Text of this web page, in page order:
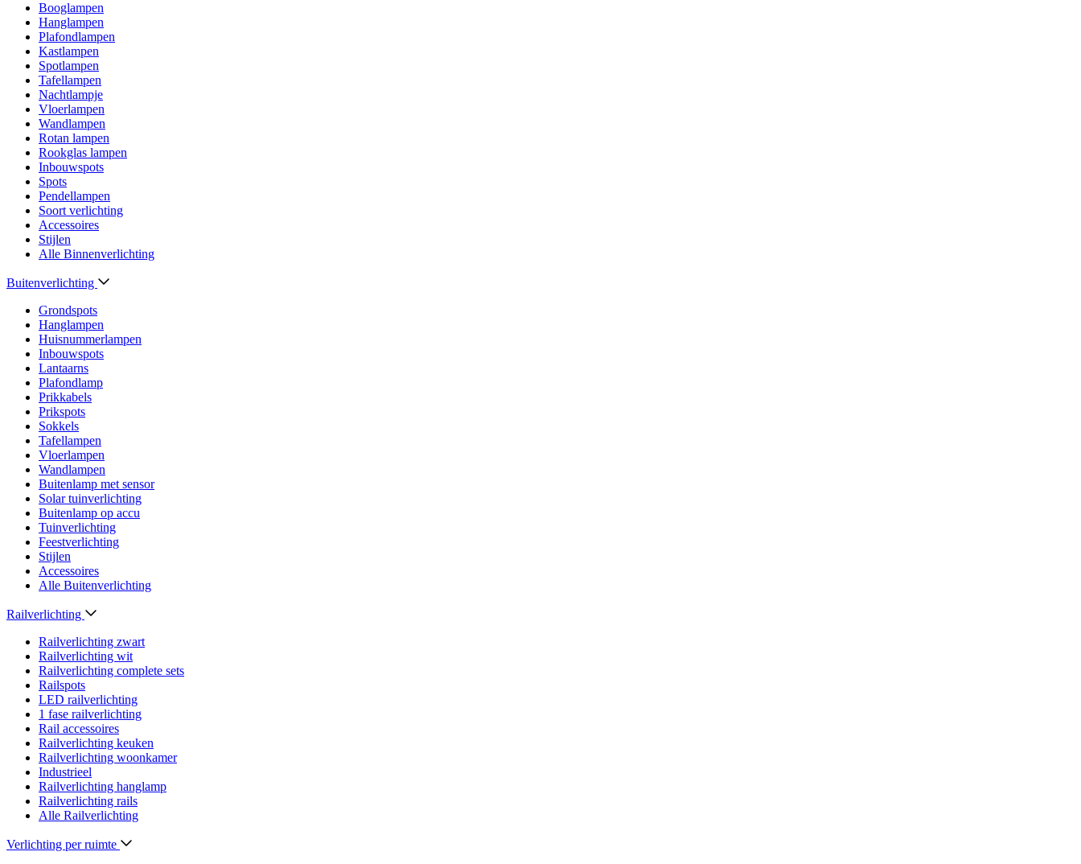
Booglampen
Hanglampen
Plafondlampen
Kastlampen
Spotlampen
Tafellampen
Nachtlampje
Vloerlampen
Wandlampen
Rotan lampen
Rookglas lampen
Inbouwspots
Spots
Pendellampen
Soort verlichting
Accessoires
Stijlen
Alle Binnenverlichting
Buitenverlichting
Grondspots
Hanglampen
Huisnummerlampen
Inbouwspots
Lantaarns
Plafondlamp
Prikkabels
Prikspots
Sokkels
Tafellampen
Vloerlampen
Wandlampen
Buitenlamp met sensor
Solar tuinverlichting
Buitenlamp op accu
Tuinverlichting
Feestverlichting
Stijlen
Accessoires
Alle Buitenverlichting
Railverlichting
Railverlichting zwart
Railverlichting wit
Railverlichting complete sets
Railspots
LED railverlichting
1 fase railverlichting
Rail accessoires
Railverlichting keuken
Railverlichting woonkamer
Industrieel
Railverlichting hanglamp
Railverlichting rails
Alle Railverlichting
Verlichting per ruimte